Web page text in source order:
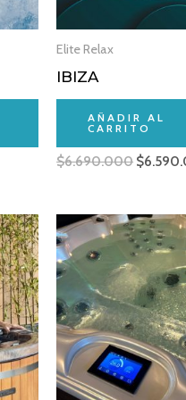
Elite Relax
IBIZA
AÑADIR AL
CARRITO
$6.690.000 $